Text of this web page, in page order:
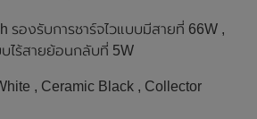
รองรับการชาร์จไวแบบมีสายที่ 66W ,
ไร้สายย้อนกลับที่ 5W
, Ceramic Black , Collector